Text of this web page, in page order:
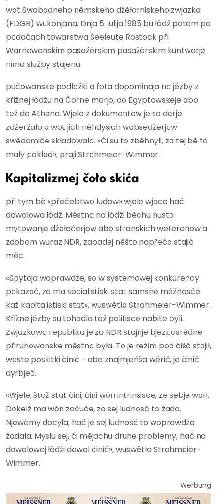
wot Swobodneho němskeho dźěłarniskeho zwjazka
(FDGB) wukonjana. Dnja 5. julija 1985 bu łódź potom po
podaćach towarstwa Seeleute Rostock při
Warnowanskim pasažěrskim pasažěrskim kuntworje
nimo słužby stajena.
pućowanske podłožki a fota dopominaja na jězby z
křižnej łódźu na Čorne morjo, do Egyptowskeje abo
tež do Athena. Wjele z dokumentow je so derje
zdźeržało a wot jich něhdyšich wobsedźerjow
swědomiće składowało. «Ći su to zběhnyli, za tej bě to
mały pokład», praji Strohmeier-Wimmer.
Kapitalizmej čoło skića
při tym bě «přećelstwo ludow» wjele wjace hač
dowolowa łódź. Městna na łódźi běchu husto
mytowanje dźěłaćerjow abo stronskich weteranow a
zdobom wuraz NDR, zapadej něšto napřećo stajić
móc.
«Spytaja woprawdźe, so w systemowej konkurency
pokazać, zo ma socialistiski stat samsne móžnosće
kaž kapitalistiski stat», wuswětla Strohmeier-Wimmer.
Křižne jězby su tohodla tež politisce nabite byli.
Zwjazkowa republika je za NDR stajnje bjezposrědne
přirunowanske městno była. To je režim pod ćišć stajił,
wěste poskitki činić - abo znajmjeńša wěrić, je činić
dyrbjeć.
«Wjele, štož stat čini, čini wón intrinsisce, ze sebje won.
Dokelž ma wón začuće, zo sej ludnosć to žada.
Njewěmy docyła, hač je sej ludnosć to woprawdźe
žadała. Myslu sej, ći mějachu druhe problemy, hač na
dowolowej łódźi dowol činić», wuswětla Strohmeier-
Wimmer.
Werbung